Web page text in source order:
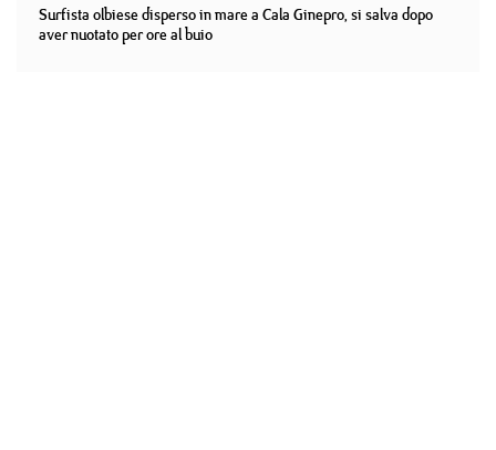
Surfista olbiese disperso in mare a Cala Ginepro, si salva dopo
aver nuotato per ore al buio